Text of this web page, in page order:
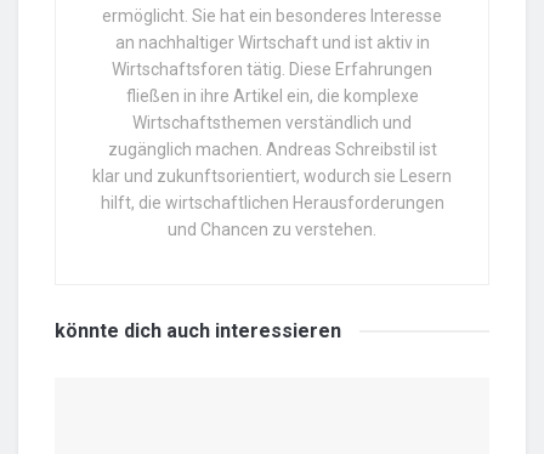
ermöglicht. Sie hat ein besonderes Interesse
an nachhaltiger Wirtschaft und ist aktiv in
Wirtschaftsforen tätig. Diese Erfahrungen
fließen in ihre Artikel ein, die komplexe
Wirtschaftsthemen verständlich und
zugänglich machen. Andreas Schreibstil ist
klar und zukunftsorientiert, wodurch sie Lesern
hilft, die wirtschaftlichen Herausforderungen
und Chancen zu verstehen.
könnte dich auch interessieren